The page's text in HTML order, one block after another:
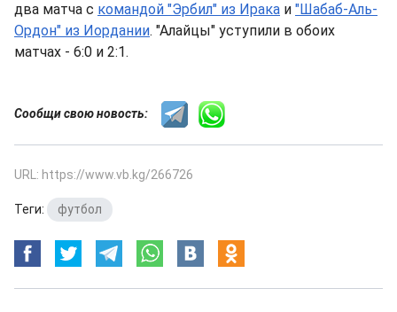
два матча с командой "Эрбил" из Ирака и "Шабаб-Аль-
Ордон" из Иордании. "Алайцы" уступили в обоих
матчах - 6:0 и 2:1.
Сообщи свою новость:
URL: https://www.vb.kg/266726
Теги: футбол